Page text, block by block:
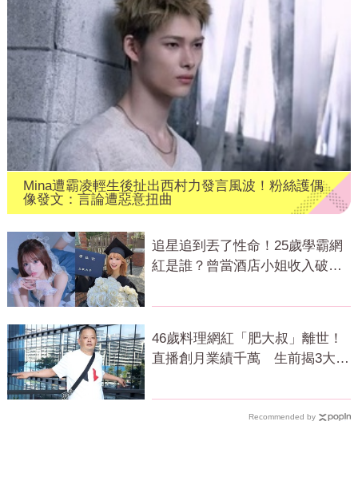
Mina遭霸凌輕生後扯出西村力發言風波！粉絲護偶
像發文：言論遭惡意扭曲
追星追到丟了性命！25歲學霸網
紅是誰？曾當酒店小姐收入破
46歲料理網紅「肥大叔」離世！
直播創月業績千萬 生前揭3大成
Recommended by